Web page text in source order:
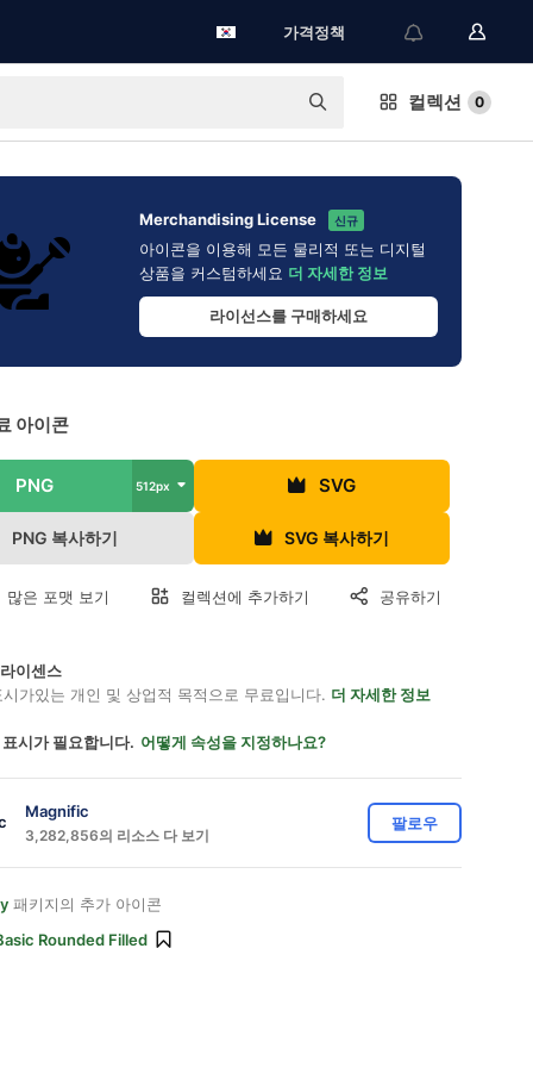
가격정책
컬렉션 0
Merchandising License 신규
아이콘을 이용해 모든 물리적 또는 디지털
상품을 커스텀하세요 더 자세한 정보
라이선스를 구매하세요
아이콘
PNG 512px SVG
PNG 복사하기 SVG 복사하기
많은 포맷 보기 컬렉션에 추가하기 공유하기
이센스
가있는 개인 및 상업적 목적으로 무료입니다. 더 자세한 정보
시가 필요합니다. 어떻게 속성을 지정하나요?
Magnific
3,282,856의 리소스 다 보기
팔로우
패키지의 추가 아이콘
Rounded Filled